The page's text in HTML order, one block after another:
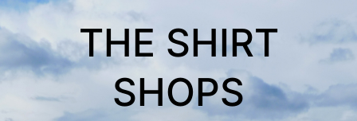
Zum
Inhalt
springen
THE SHIRT
SHOPS